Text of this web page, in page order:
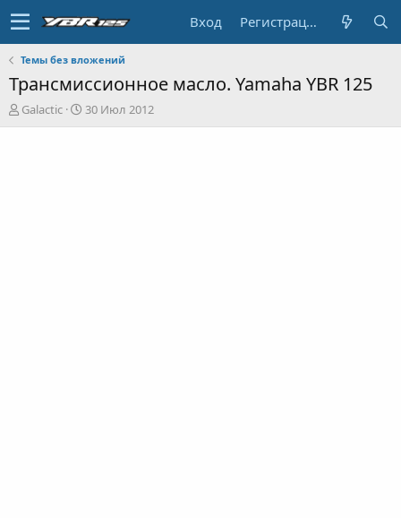
Вход Регистрация
Темы без вложений
Трансмиссионное масло. Yamaha YBR 125
А
в
Galactic
Д
а
30 Июл 2012